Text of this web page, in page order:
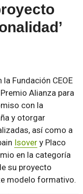
Fundación CEOE
Alianza para
con la
y otorgar
así como a
Isovery Placo
en la categoría
su proyecto
modelo formativo.